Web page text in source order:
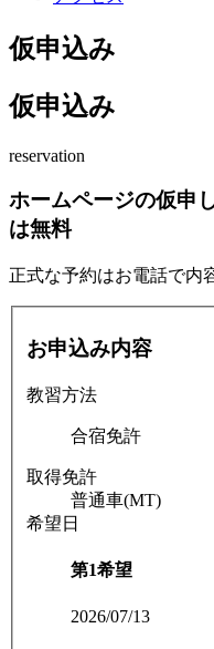
仮申込み
仮申込み
reservation
ホームページの仮申
は無料
正式な予約はお電話で内
お申込み内容
教習方法
合宿免許
取得免許
普通車(MT)
希望日
第1希望
2026/07/13